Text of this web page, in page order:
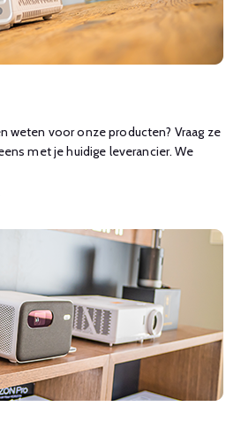
weten voor onze producten? Vraag ze
met je huidige leverancier. We